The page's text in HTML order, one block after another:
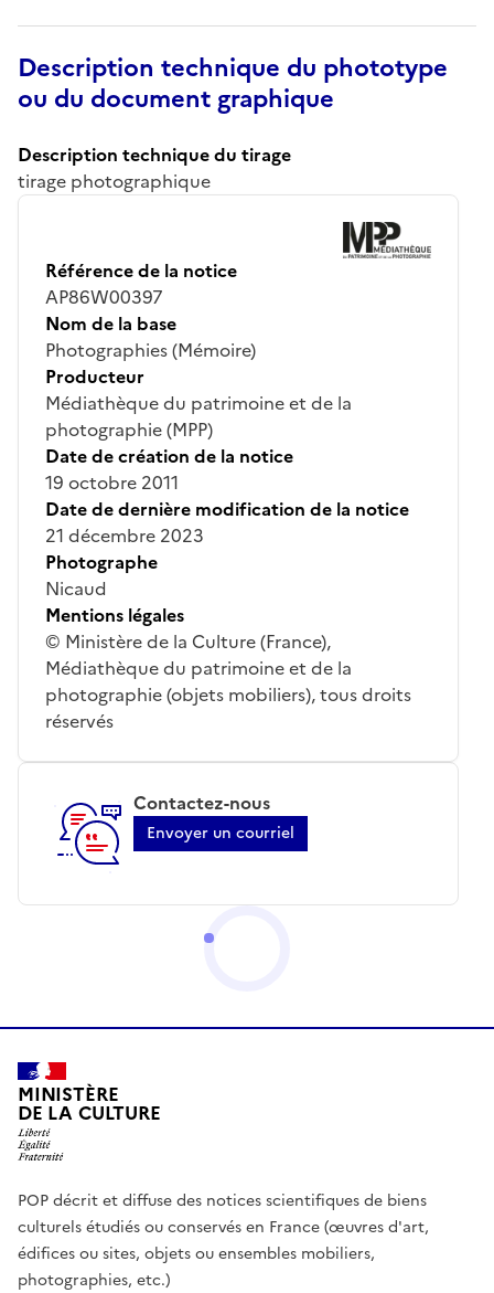
Description technique du phototype
ou du document graphique
Description technique du tirage
tirage photographique
Référence de la notice
AP86W00397
Nom de la base
Photographies (Mémoire)
Producteur
Médiathèque du patrimoine et de la
photographie (MPP)
Date de création de la notice
19 octobre 2011
Date de dernière modification de la notice
21 décembre 2023
Photographe
Nicaud
Mentions légales
© Ministère de la Culture (France),
Médiathèque du patrimoine et de la
photographie (objets mobiliers), tous droits
réservés
Contactez-nous
Envoyer un courriel
MINISTÈRE
DE LA CULTURE
POP décrit et diffuse des notices scientifiques de biens
culturels étudiés ou conservés en France (œuvres d'art,
édifices ou sites, objets ou ensembles mobiliers,
photographies, etc.)